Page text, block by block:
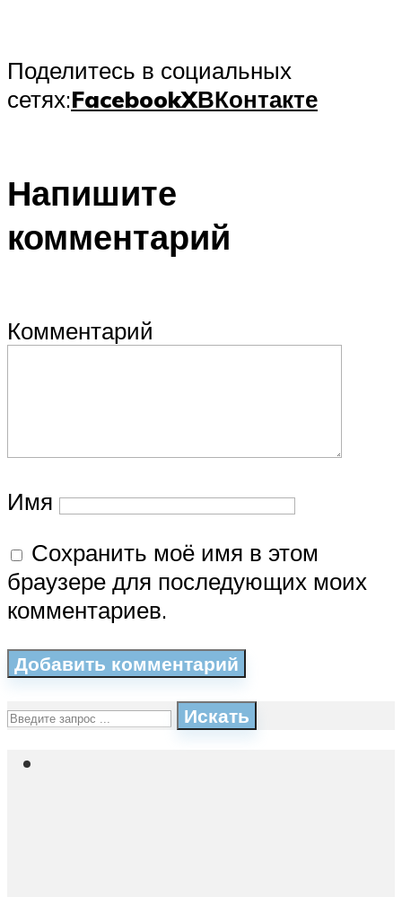
Поделитесь в социальных
сетях:FacebookXВКонтакте
Напишите
комментарий
Комментарий
Имя
Сохранить моё имя в этом
браузере для последующих моих
комментариев.
Искать